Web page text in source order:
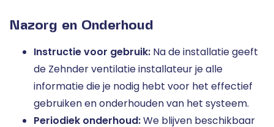
Nazorg en Onderhoud
Instructie voor gebruik: Na de installatie geeft
de Zehnder ventilatie installateur je alle
informatie die je nodig hebt voor het effectief
gebruiken en onderhouden van het systeem.
Periodiek onderhoud:We blijven beschikbaar